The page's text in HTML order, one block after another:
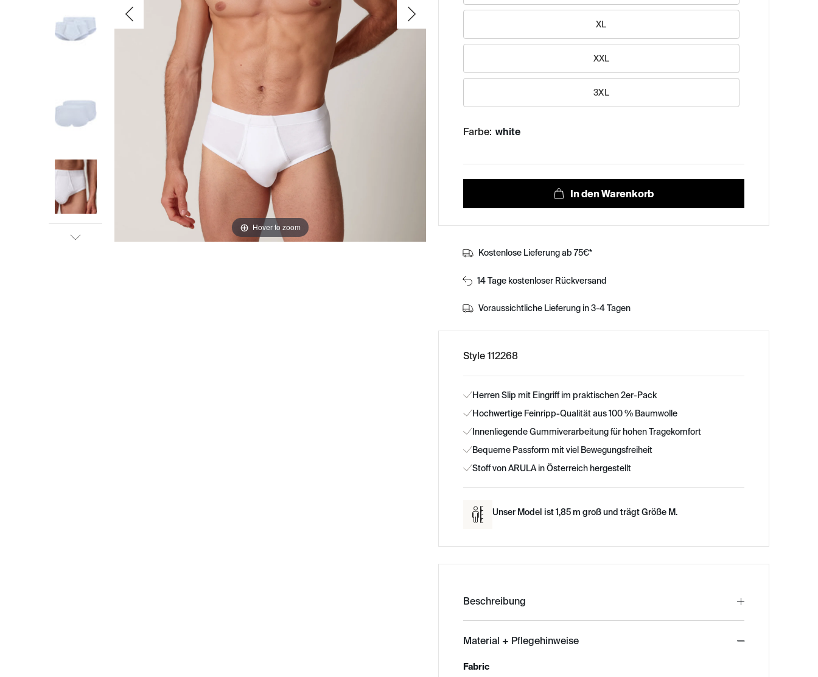
Hover to zoom
XL
XXL
3XL
Farbe: white
Kostenlose Lieferung ab 75€*
14 Tage kostenloser Rückversand
Voraussichtliche Lieferung in 3-4 Tagen
Style 112268
Herren Slip mit Eingriff im praktischen 2er-Pack
Hochwertige Feinripp-Qualität aus 100 % Baumwolle
Innenliegende Gummiverarbeitung für hohen Tragekomfort
Bequeme Passform mit viel Bewegungsfreiheit
Stoff von ARULA in Österreich hergestellt
Unser Model ist 1,85 m groß und trägt Größe M.
Beschreibung
Material + Pflegehinweise
Fabric